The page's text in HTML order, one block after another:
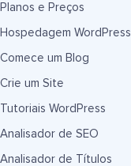
Planos e Preços
Hospedagem WordPress
Comece um Blog
Crie um Site
Tutoriais WordPress
Analisador de SEO
Analisador de Títulos